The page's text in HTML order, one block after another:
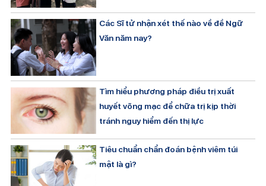
Các Sĩ tử nhận xét thế nào về đề Ngữ
Văn năm nay?
Tìm hiểu phương pháp điều trị xuất
huyết võng mạc để chữa trị kịp thời
tránh nguy hiểm đến thị lực
Tiêu chuẩn chẩn đoán bệnh viêm túi
mật là gì?